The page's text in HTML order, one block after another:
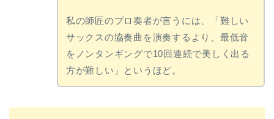
私の師匠のプロ奏者が言うには、「難しい
サックスの協奏曲を演奏するより、最低音
をノンタンギングで10回連続で美しく出る
方が難しい」というほど。